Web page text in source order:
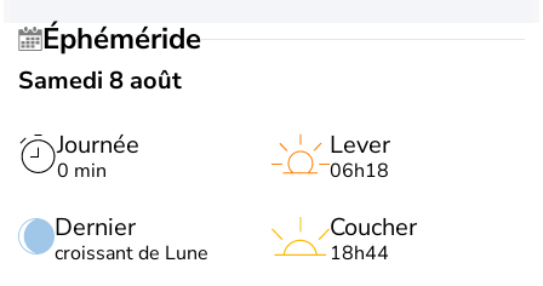
Éphéméride
Samedi 8 août
Journée
0 min
Dernier
croissant de Lune
Lever
06h18
Coucher
18h44